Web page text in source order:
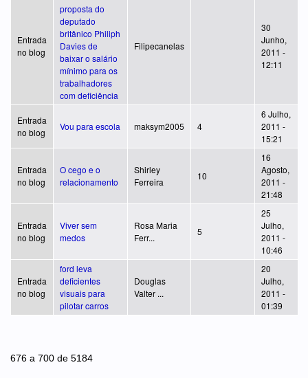
Entrada
no blog
proposta do
deputado
britânico Philiph
Davies de
baixar o salário
mínimo para os
trabalhadores
com deficiência
Filipecanelas
30
Junho,
2011 -
12:11
Entrada
no blog
Vou para escola maksym2005 4
6 Julho,
2011 -
15:21
Entrada
no blog
O cego e o
relacionamento
Shirley
Ferreira
10
16
Agosto,
2011 -
21:48
Entrada
no blog
Viver sem
medos
Rosa Maria
Ferr...
5
25
Julho,
2011 -
10:46
Entrada
no blog
ford leva
deficientes
visuais para
pilotar carros
Douglas
Valter ...
20
Julho,
2011 -
01:39
676 a 700 de 5184